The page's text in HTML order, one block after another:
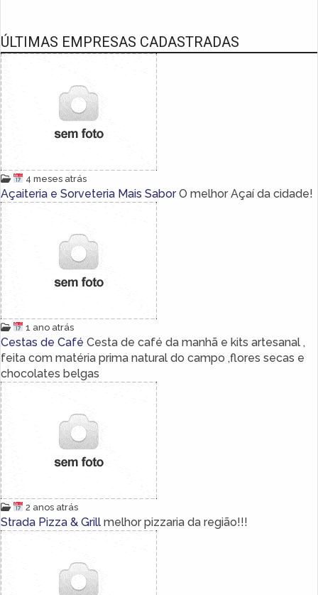
ÚLTIMAS EMPRESAS CADASTRADAS
4 meses atrás
Açaiteria e Sorveteria Mais SaborO melhor Açaí da cidade!
1 ano atrás
Cestas de Café Cesta de café da manhã e kits artesanal ,
feita com matéria prima natural do campo ,flores secas e
chocolates belgas
2 anos atrás
Strada Pizza & Grill melhor pizzaria da região!!!